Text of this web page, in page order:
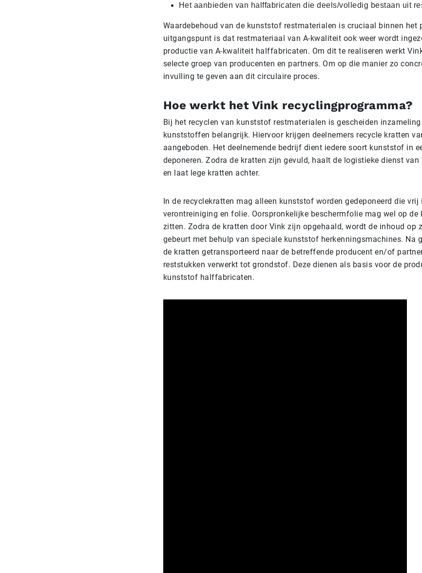
Het aanbieden van halffabricaten die deels/volledig bestaan uit
Waardebehoud van de kunststof restmaterialen is cruciaal binnen het
uitgangspunt is dat restmateriaal van A-kwaliteit ook weer wordt
productie van A-kwaliteit halffabricaten. Om dit te realiseren werkt
selecte groep van producenten en partners. Om op die manier zo
invulling te geven aan dit circulaire proces.
Hoe werkt het Vink recyclingprogramma?
Bij het recyclen van kunststof restmaterialen is gescheiden
kunststoffen belangrijk. Hiervoor krijgen deelnemers recycle kratten
aangeboden. Het deelnemende bedrijf dient iedere soort kunststof in
deponeren. Zodra de kratten zijn gevuld, haalt de logistieke dienst van
en laat lege kratten achter.
In de recyclekratten mag alleen kunststof worden gedeponeerd die vrij
verontreiniging en folie. Oorspronkelijke beschermfolie mag wel op
zitten. Zodra de kratten door Vink zijn opgehaald, wordt de inhoud op
gebeurt met behulp van speciale kunststof herkenningsmachines. Na
de kratten getransporteerd naar de betreffende producent en/of
reststukken verwerkt tot grondstof. Deze dienen als basis voor de
kunststof halffabricaten.